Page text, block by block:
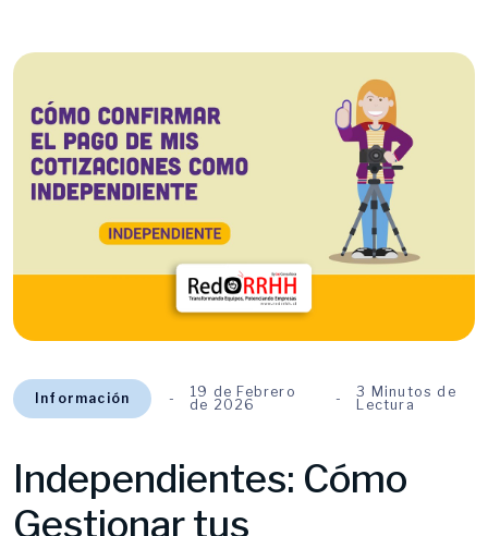
Información
19 de Febrero
de 2026
3 Minutos de
Lectura
Independientes: Cómo
Gestionar tus